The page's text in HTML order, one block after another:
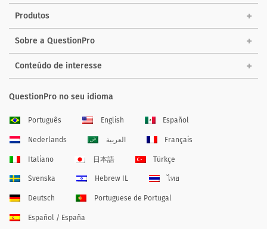
Produtos
Sobre a QuestionPro
Conteúdo de interesse
QuestionPro no seu idioma
Português English Español
Nederlands العربية Français
Italiano 日本語 Türkçe
Svenska Hebrew IL ไทย
Deutsch Portuguese de Portugal
Español / España